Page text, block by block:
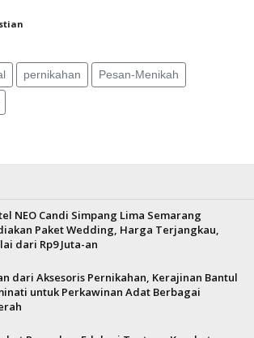
pernikahan Pesan-Menikah
NEO Candi Simpang Lima Semarang
Paket Wedding, Harga Terjangkau,
dari Rp9 Juta-an
dari Aksesoris Pernikahan, Kerajinan Bantul
untuk Perkawinan Adat Berbagai